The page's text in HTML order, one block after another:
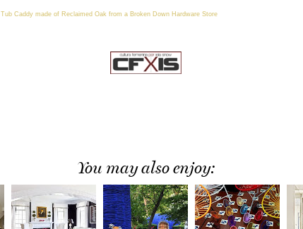
Tub Caddy made of Reclaimed Oak from a Broken Down Hardware Store
You may also enjoy: